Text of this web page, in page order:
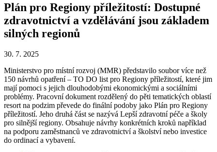
Plán pro Regiony příležitostí: Dostupné
zdravotnictví a vzdělávání jsou základem
silných regionů
30. 7. 2025
Ministerstvo pro místní rozvoj (MMR) představilo soubor více než
150 návrhů opatření – TO DO list pro Regiony příležitostí, které jim
mají pomoci s jejich dlouhodobými ekonomickými a sociálními
problémy. Pracovní dokument rozdělený do pěti tematických oblastí
resort na podzim převede do finální podoby jako Plán pro Regiony
příležitostí. Jeho druhá část se nazývá Lepší zdravotní péče a školy
pro silnější regiony. Obsahuje návrhy konkrétních kroků například
na podporu zaměstnanců ve zdravotnictví a školství nebo investice
do ordinací a vybavení.